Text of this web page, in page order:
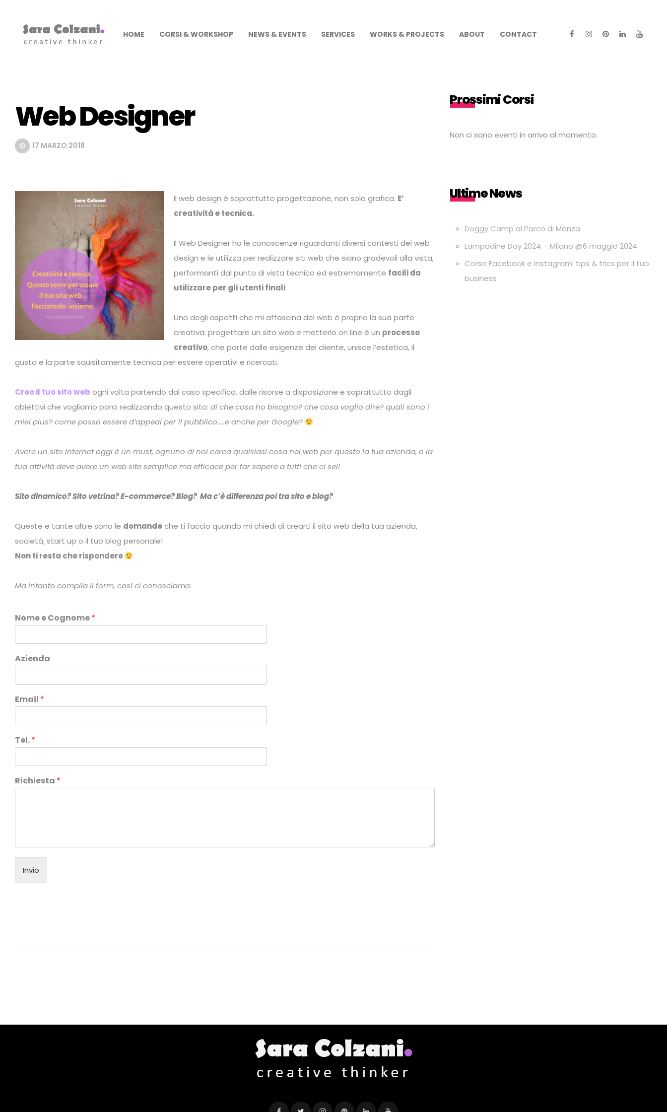
HOME CORSI & WORKSHOP NEWS & EVENTS SERVICES WORKS & PROJECTS ABOUT CONTACT
Web Designer
17 MARZO 2018
Il web design è soprattutto progettazione, non solo grafica. E’
creatività e tecnica.
Il Web Designer ha le conoscenze riguardanti diversi contesti del web
design e le utilizza per realizzare siti web che siano gradevoli alla vista,
performanti dal punto di vista tecnico ed estremamente facili da
utilizzare per gli utenti finali.
Uno degli aspetti che mi affascina del web è proprio la sua parte
creativa: progettare un sito web e metterlo on line è un processo
creativo, che parte dalle esigenze del cliente, unisce l’estetica, il
gusto e la parte squisitamente tecnica per essere operativi e ricercati.
Creo il tuo sito web ogni volta partendo dal caso specifico, dalle risorse a disposizione e soprattutto dagli
obiettivi che vogliamo porci realizzando questo sito: di che cosa ho bisogno? che cosa voglio dire? quali sono i
miei plus? come posso essere d’appeal per il pubblico…..e anche per Google?
Avere un sito internet oggi è un must, ognuno di noi cerca qualsiasi cosa nel web per questo la tua azienda, o la
tua attività deve avere un web site semplice ma efficace per far sapere a tutti che ci sei!
Sito dinamico? Sito vetrina? E-commerce? Blog? Ma c’è differenza poi tra sito e blog?
Queste e tante altre sono le domandeche ti faccio quando mi chiedi di crearti il sito web della tua azienda,
società, start up o il tuo blog personale!
Non ti resta che rispondere
Ma intanto compila il form, così ci conosciamo:
Nome e Cognome*
Azienda
Email *
Tel.*
Richiesta *
Invio
Prossimi Corsi
Non ci sono eventi in arrivo al momento.
Ultime News
Doggy Camp al Parco di Monza
Lampadine Day 2024 – Milano @6 maggio 2024
Corso Facebook e Instagram: tips & trics per il tuo
business